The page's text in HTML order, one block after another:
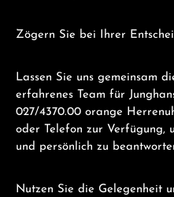
Zögern Sie bei Ihrer
Lassen Sie uns gemeinsam
erfahrenes Team für
027/4370.00 orange
oder Telefon zur Verfügung,
und persönlich zu
Nutzen Sie die Gelegenheit